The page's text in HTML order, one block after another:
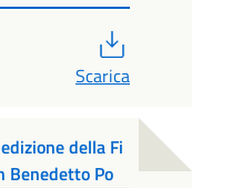
Scarica
della Fi
Benedetto Po